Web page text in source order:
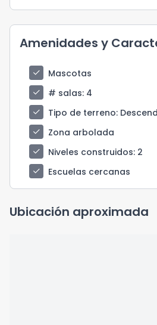
Amenidades y
check
Mascotas
check
# salas: 4
check
Tipo de terreno:
check
Zona arbolada
check
Niveles construidos: 2
check
Escuelas cercanas
Ubicación aproximada